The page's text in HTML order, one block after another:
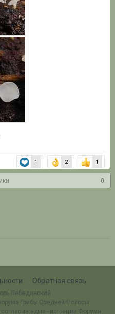
1 2 1
0
Обратная связь
Лебединский
Грибы Средней Полосы
администрации Форума